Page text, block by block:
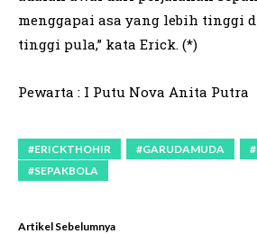
menggapai asa yang lebih tinggi
tinggi pula,” kata Erick. (*)
Pewarta : I Putu Nova Anita Putra
#ERICKTHOHIR #GARUDAMUDA
#SEPAKBOLA
Artikel Sebelumnya